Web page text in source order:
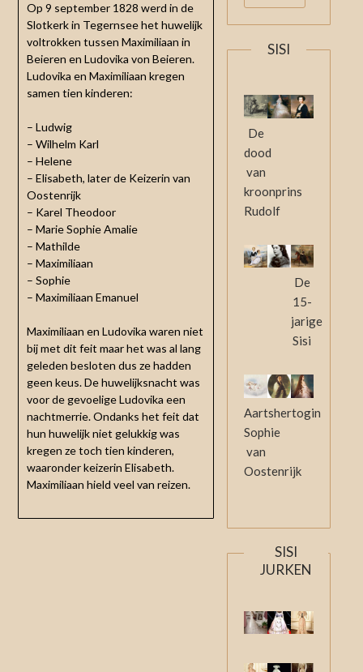
Op 9 september 1828 werd in de
Slotkerk in Tegernsee het huwelijk
voltrokken tussen Maximiliaan in
Beieren en Ludovika von Beieren.
Ludovika en Maximiliaan kregen
samen tien kinderen:
– Ludwig
– Wilhelm Karl
– Helene
– Elisabeth, later de Keizerin van
Oostenrijk
– Karel Theodoor
– Marie Sophie Amalie
– Mathilde
– Maximiliaan
– Sophie
– Maximiliaan Emanuel
Maximiliaan en Ludovika waren niet
bij met dit feit maar het was al lang
geleden besloten dus ze hadden
geen keus. De huwelijksnacht was
voor de gevoelige Ludovika een
nachtmerrie. Ondanks het feit dat
hun huwelijk niet gelukkig was
kregen ze toch tien kinderen,
waaronder keizerin Elisabeth.
Maximiliaan hield veel van reizen.
SISI
De
dood
van
kroonprins
Rudolf
De
15-
jarige
Sisi
Aartshertogin
Sophie
van
Oostenrijk
SISI
JURKEN